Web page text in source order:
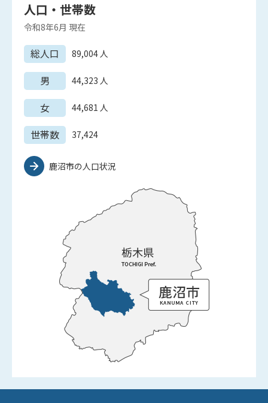
人口・世帯数
令和8年6月 現在
総人口 89,004人
男 44,323 人
女 44,681 人
世帯数 37,424
鹿沼市の人口状況